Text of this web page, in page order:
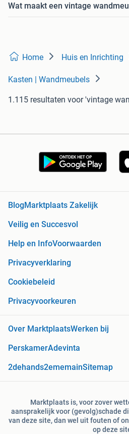
Wat maakt een vintage
Home Huis en Inrichting
Kasten | Wandmeubels
1.115 resultaten voor 'vintage
Blog Marktplaats Zakelijk
Veilig en Succesvol
Help en InfoVoorwaarden
Privacyverklaring
Cookiebeleid
Privacyvoorkeuren
Over MarktplaatsWerken bij
PerskamerAdevinta
2dehands2ememainSitemap
Marktplaats is, voor zover
aansprakelijk voor (gevolg)schade
van deze site, dan wel uit fouten of
op deze